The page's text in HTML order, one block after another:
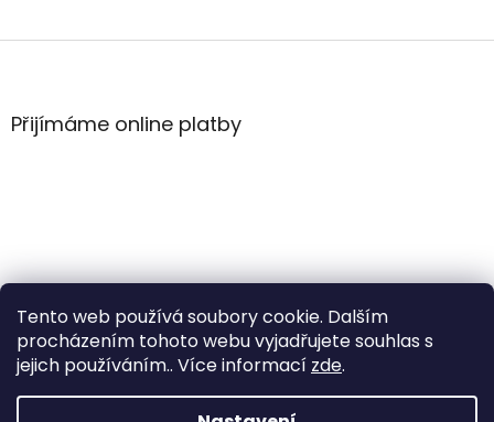
Tento web používá soubory cookie. Dalším
procházením tohoto webu vyjadřujete souhlas s
jejich používáním.. Více informací zde.
Z
aPřijímáme online platby
Vytvořil Shoptet